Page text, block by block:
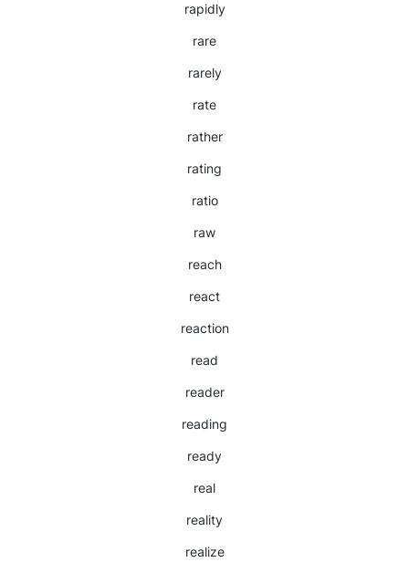
rapidly
rare
rarely
rate
rather
rating
ratio
raw
reach
react
reaction
read
reader
reading
ready
real
reality
realize